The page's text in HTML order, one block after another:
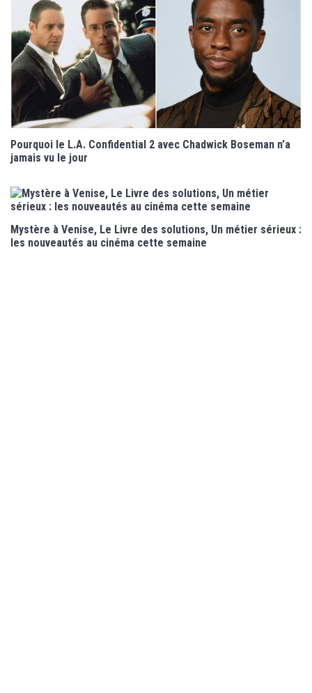
Pourquoi le L.A. Confidential 2 avec Chadwick Boseman n’a
jamais vu le jour
Mystère à Venise, Le Livre des solutions, Un métier sérieux :
les nouveautés au cinéma cette semaine